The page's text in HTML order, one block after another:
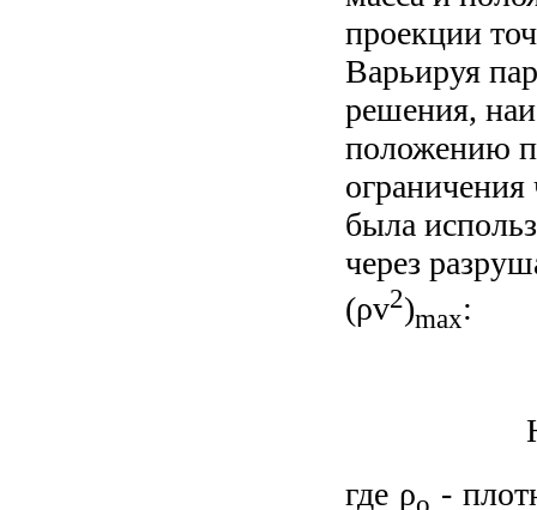
проекции
Варьируя
решения,
положению
была
через
(ρv2)max:
где ρ
-